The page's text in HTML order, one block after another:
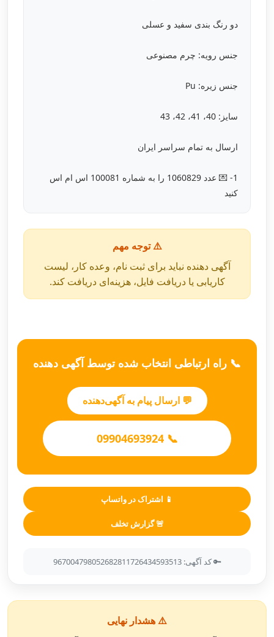
دو رنگ بندی سفید و عسلی
جنس رویه: چرم مصنوعی
جنس زیره: Pu
سایز: 40، 41، 42، 43
ارسال به تمام سراسر ایران
1- 💌 عدد 1060829 را به شماره 100081 اس ام اس
کنید
⚠️ توجه مهم
آگهی دهنده نباید برای ثبت نام، وعده کار، لیست
کاریابی یا دریافت فایل، هزینه‌ای دریافت کند.
📞 راه ارتباطی انتخاب شده توسط آگهی دهنده
💬 ارسال پیام به آگهی‌دهنده
📞 09904693924
📱 اشتراک در واتساپ
🚨 گزارش تخلف
🔑 کد آگهی: 967004798052682811726434593513
⚠️ هشدار نهایی